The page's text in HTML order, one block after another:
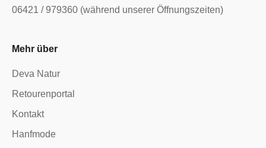
06421 / 979360 (während unserer Öffnungszeiten)
Mehr über
Deva Natur
Retourenportal
Kontakt
Hanfmode